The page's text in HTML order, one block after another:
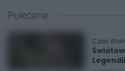
Polecane
Czas
Legendii